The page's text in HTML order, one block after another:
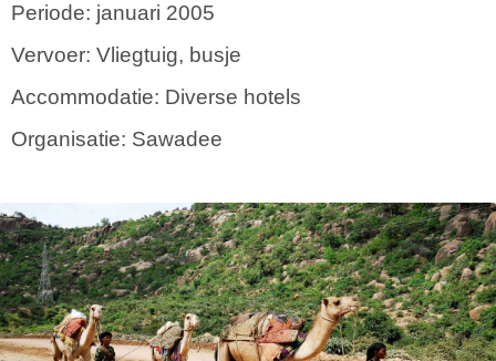
Periode: januari 2005
Vervoer: Vliegtuig, busje
Accommodatie: Diverse hotels
Organisatie: Sawadee